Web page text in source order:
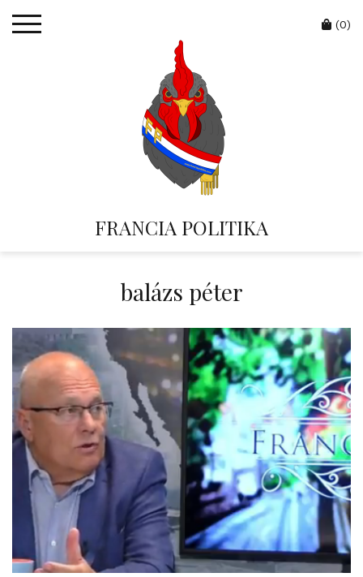
FRANCIA POLITIKA
Cart
(0)
balázs péter